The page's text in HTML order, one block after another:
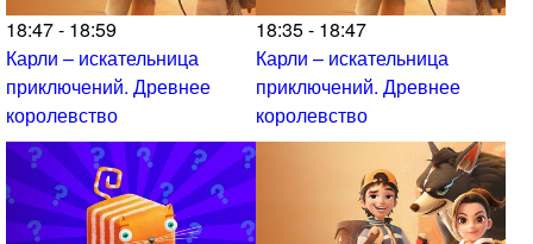
18:47 - 18:59
Карли – искательница
приключений. Древнее
королевство
18:35 - 18:47
Карли – искательница
приключений. Древнее
королевство